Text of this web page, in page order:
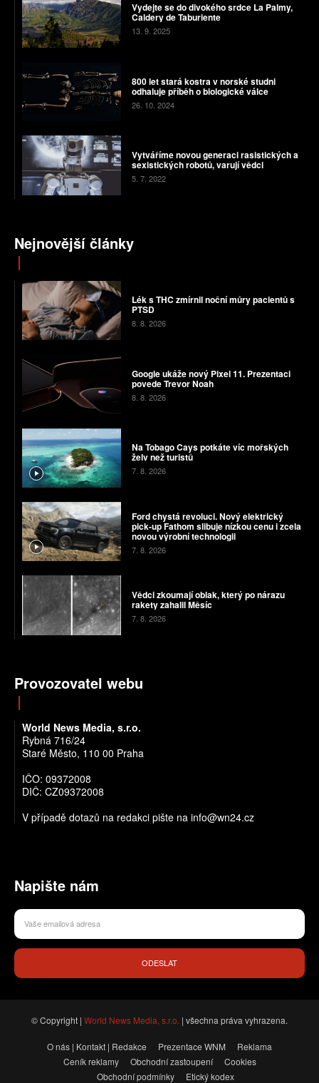
Vydejte se do divokého srdce La Palmy,
Caldery de Taburiente
13. 9. 2025
800 let stará kostra v norské studni
odhaluje příběh o biologické válce
26. 10. 2024
Vytváříme novou generaci rasistických a
sexistických robotů, varují vědci
5. 7. 2022
Nejnovější články
Lék s THC zmírnil noční můry pacientů s
PTSD
8. 8. 2026
Google ukáže nový Pixel 11. Prezentaci
povede Trevor Noah
8. 8. 2026
Na Tobago Cays potkáte víc mořských
želv než turistů
7. 8. 2026
Ford chystá revoluci. Nový elektrický
pick-up Fathom slibuje nízkou cenu i zcela
novou výrobní technologii
7. 8. 2026
Vědci zkoumají oblak, který po nárazu
rakety zahalil Měsíc
7. 8. 2026
Provozovatel webu
World News Media, s.r.o.
Rybná 716/24
Staré Město, 110 00 Praha
IČO: 09372008
DIČ: CZ09372008
V případě dotazů na redakci pište na info@wn24.cz
Napište nám
ODESLAT
© Copyright | World News Media, s.r.o. | všechna práva vyhrazena.
O nás | Kontakt | Redakce Prezentace WNM
Reklama
Ceník reklamy
Obchodní zastoupení
Cookies
Obchodní podmínky
Etický kodex